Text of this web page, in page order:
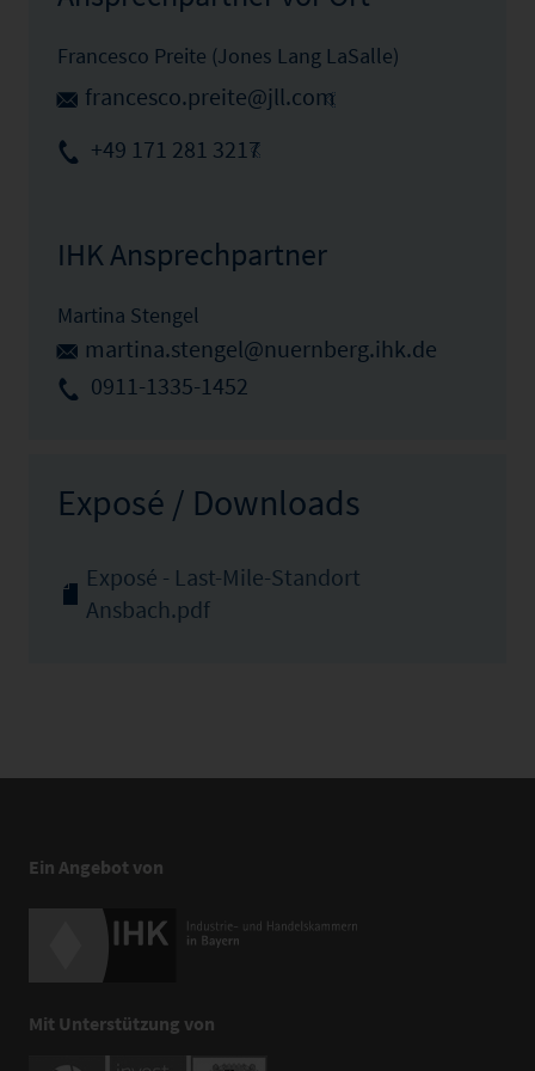
Francesco Preite (Jones Lang LaSalle)
francesco.preite@jll.com
+49 171 281 3217
IHK Ansprechpartner
Martina Stengel
martina.stengel@nuernberg.ihk.de
0911-1335-1452
Exposé / Downloads
Exposé - Last-Mile-Standort
Ansbach.pdf
Ein Angebot von
Mit Unterstützung von